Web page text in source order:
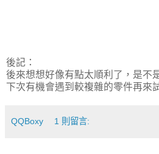
後記：
後來想想好像有點太順利了，是不
下次有機會遇到較複雜的零件再來
QQBoxy 1 則留言: